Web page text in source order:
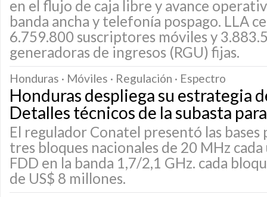
en el flujo de caja libre y avance
banda ancha y telefonía pospago. LLA
6.759.800 suscriptores móviles y
generadoras de ingresos (RGU) fijas.
Honduras · Móviles · Regulación · Espectro
Honduras despliega su estrategia
Detalles técnicos de la subasta
El regulador Conatel presentó las
tres bloques nacionales de 20 MHz
FDD en la banda 1,7/2,1 GHz. cada
de US$ 8 millones.